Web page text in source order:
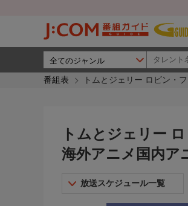
番組表 トムとジェリー ロビン・
トムとジェリー
海外アニメ国内ア
放送スケジュール一覧